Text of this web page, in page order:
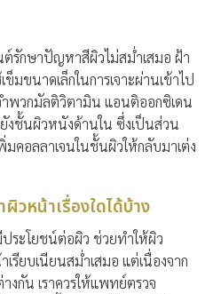
ต์รักษาปัญหาสีผิวไม่สม่ำเสมอ ฝ้า
มขนาดเล็กในการเจาะผ่านเข้าไป
พวกมัลติวิตามิน แอนติออกซิเดน
งชั้นผิวหนังด้านใน ซึ่งเป็นส่วน
คอลลาเจนในชั้นผิวให้กลับมาเต่ง
วหน้าเรื่องใดได้บ้าง
ระโยชน์ต่อผิว ช่วยทำให้ผิว
รียบเนียนสม่ำเสมอ แต่เนื่องจาก
กัน เราควรให้แพทย์ตรวจ